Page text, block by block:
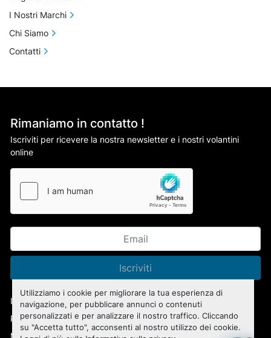
Utilizziamo i cookie per migliorare la tua esperienza di
navigazione, per pubblicare annunci o contenuti
personalizzati e per analizzare il nostro traffico. Cliccando
su "Accetta tutto", acconsenti al nostro utilizzo dei cookie.
Rimaniamo in contatto !
Iscriviti per ricevere la nostra newsletter e i nostri volantini
online
Iscriviti
Informativa sulla privacy
Personalizza le preferenze sui Cookies
Machinio Systemsito web diMachinio
I Nostri Marchi
Chi Siamo
Contatti